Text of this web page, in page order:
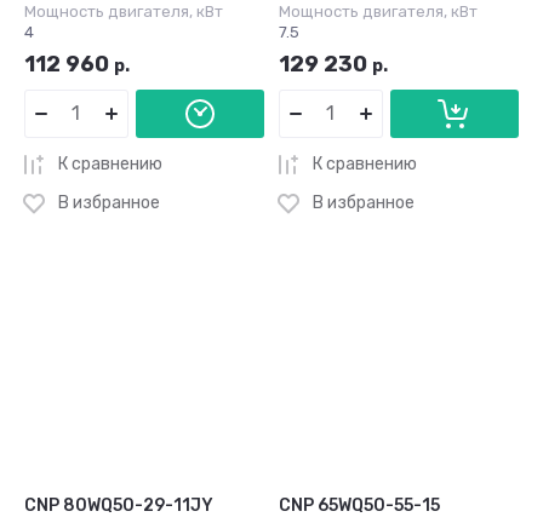
Мощность двигателя, кВт
4
112 960 р.
К сравнению
В избранное
Мощность двигателя, кВт
7.5
129 230 р.
К сравнению
В избранное
CNP 80WQ50-29-11JY
CNP 65WQ50-55-15